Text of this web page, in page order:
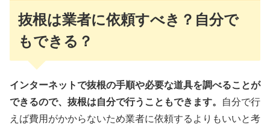
抜根は業者に依頼すべき？自分で
もできる？
インターネットで抜根の手順や必要な道具を調べることが
できるので、抜根は自分で行うこともできます。
自分で行
えば費用がかからないため業者に依頼するよりもいいと考